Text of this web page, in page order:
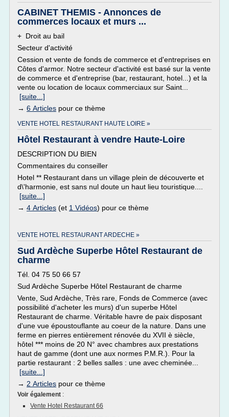
CABINET THEMIS - Annonces de
commerces locaux et murs ...
+ Droit au bail
Secteur d'activité
Cession et vente de fonds de commerce et d'entreprises en
Côtes d'armor. Notre secteur d'activité est basé sur la vente
de commerce et d'entreprise (bar, restaurant, hotel...) et la
vente ou location de locaux commerciaux sur Saint...
[suite...]
→ 6 Articles pour ce thème
VENTE HOTEL RESTAURANT HAUTE LOIRE »
Hôtel Restaurant à vendre Haute-Loire
DESCRIPTION DU BIEN
Commentaires du conseiller
Hotel ** Restaurant dans un village plein de découverte et
d\'harmonie, est sans nul doute un haut lieu touristique....
[suite...]
→ 4 Articles (et 1 Vidéos) pour ce thème
VENTE HOTEL RESTAURANT ARDECHE »
Sud Ardèche Superbe Hôtel Restaurant de
charme
Tél. 04 75 50 66 57
Sud Ardèche Superbe Hôtel Restaurant de charme
Vente, Sud Ardèche, Très rare, Fonds de Commerce (avec
possibilité d'acheter les murs) d'un superbe Hôtel
Restaurant de charme. Véritable havre de paix disposant
d'une vue époustouflante au coeur de la nature. Dans une
ferme en pierres entièrement rénovée du XVII è siècle,
hôtel *** moins de 20 N° avec chambres aux prestations
haut de gamme (dont une aux normes P.M.R.). Pour la
partie restaurant : 2 belles salles : une avec cheminée...
[suite...]
→ 2 Articles pour ce thème
Voir également :
Vente Hotel Restaurant 66